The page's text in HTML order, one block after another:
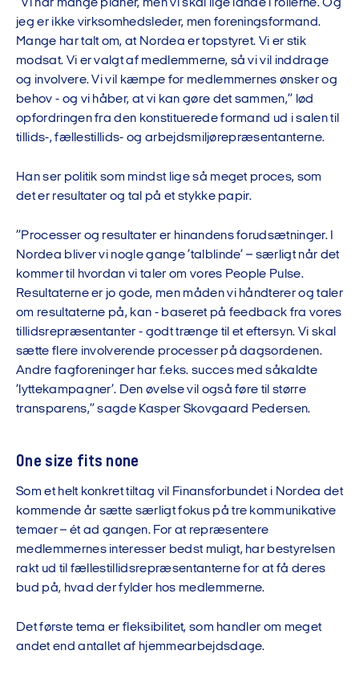
”Vi har mange planer, men vi skal lige lande i rollerne. Og
jeg er ikke virksomhedsleder, men foreningsformand.
Mange har talt om, at Nordea er topstyret. Vi er stik
modsat. Vi er valgt af medlemmerne, så vi vil inddrage
og involvere. Vi vil kæmpe for medlemmernes ønsker og
behov - og vi håber, at vi kan gøre det sammen,” lød
opfordringen fra den konstituerede formand ud i salen til
tillids-, fællestillids- og arbejdsmiljørepræsentanterne.
Han ser politik som mindst lige så meget proces, som
det er resultater og tal på et stykke papir.
”Processer og resultater er hinandens forudsætninger. I
Nordea bliver vi nogle gange ’talblinde’ – særligt når det
kommer til hvordan vi taler om vores People Pulse.
Resultaterne er jo gode, men måden vi håndterer og taler
om resultaterne på, kan - baseret på feedback fra vores
tillidsrepræsentanter - godt trænge til et eftersyn. Vi skal
sætte flere involverende processer på dagsordenen.
Andre fagforeninger har f.eks. succes med såkaldte
’lyttekampagner’. Den øvelse vil også føre til større
transparens,” sagde Kasper Skovgaard Pedersen.
One size fits none
Som et helt konkret tiltag vil Finansforbundet i Nordea det
kommende år sætte særligt fokus på tre kommunikative
temaer – ét ad gangen. For at repræsentere
medlemmernes interesser bedst muligt, har bestyrelsen
rakt ud til fællestillidsrepræsentanterne for at få deres
bud på, hvad der fylder hos medlemmerne.
Det første tema er fleksibilitet, som handler om meget
andet end antallet af hjemmearbejdsdage.